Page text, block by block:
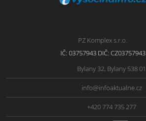
PZ Komplex s.r.o.
IČ: 03757943 DIČ: CZ03757943
Bylany 32, Bylany 538 01
info@infoaktualne.cz
+420 774 735 277